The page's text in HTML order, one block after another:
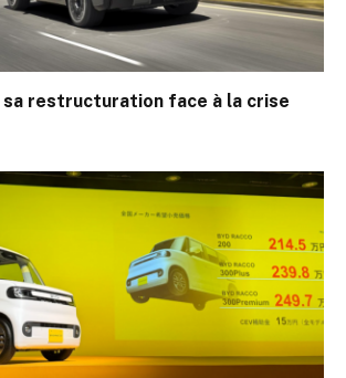
sa restructuration face à la crise